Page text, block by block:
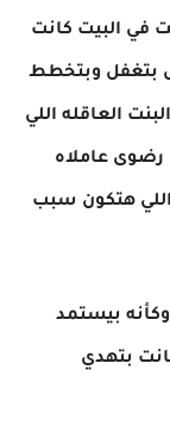
في البيت كانت
بتغفل وبتخطط
العاقله اللي
رضوى عاملاه
هتكون سبب
بيستمد
بتهدي